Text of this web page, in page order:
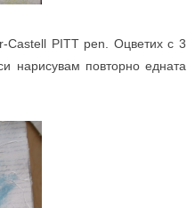
Castell PITT pen. Оцветих с 3
нарисувам повторно едната